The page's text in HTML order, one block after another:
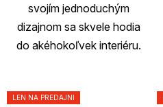
svojím jednoduchým
dizajnom sa skvele hodia
do akéhokoľvek interiéru.
LEN NA PREDAJNI